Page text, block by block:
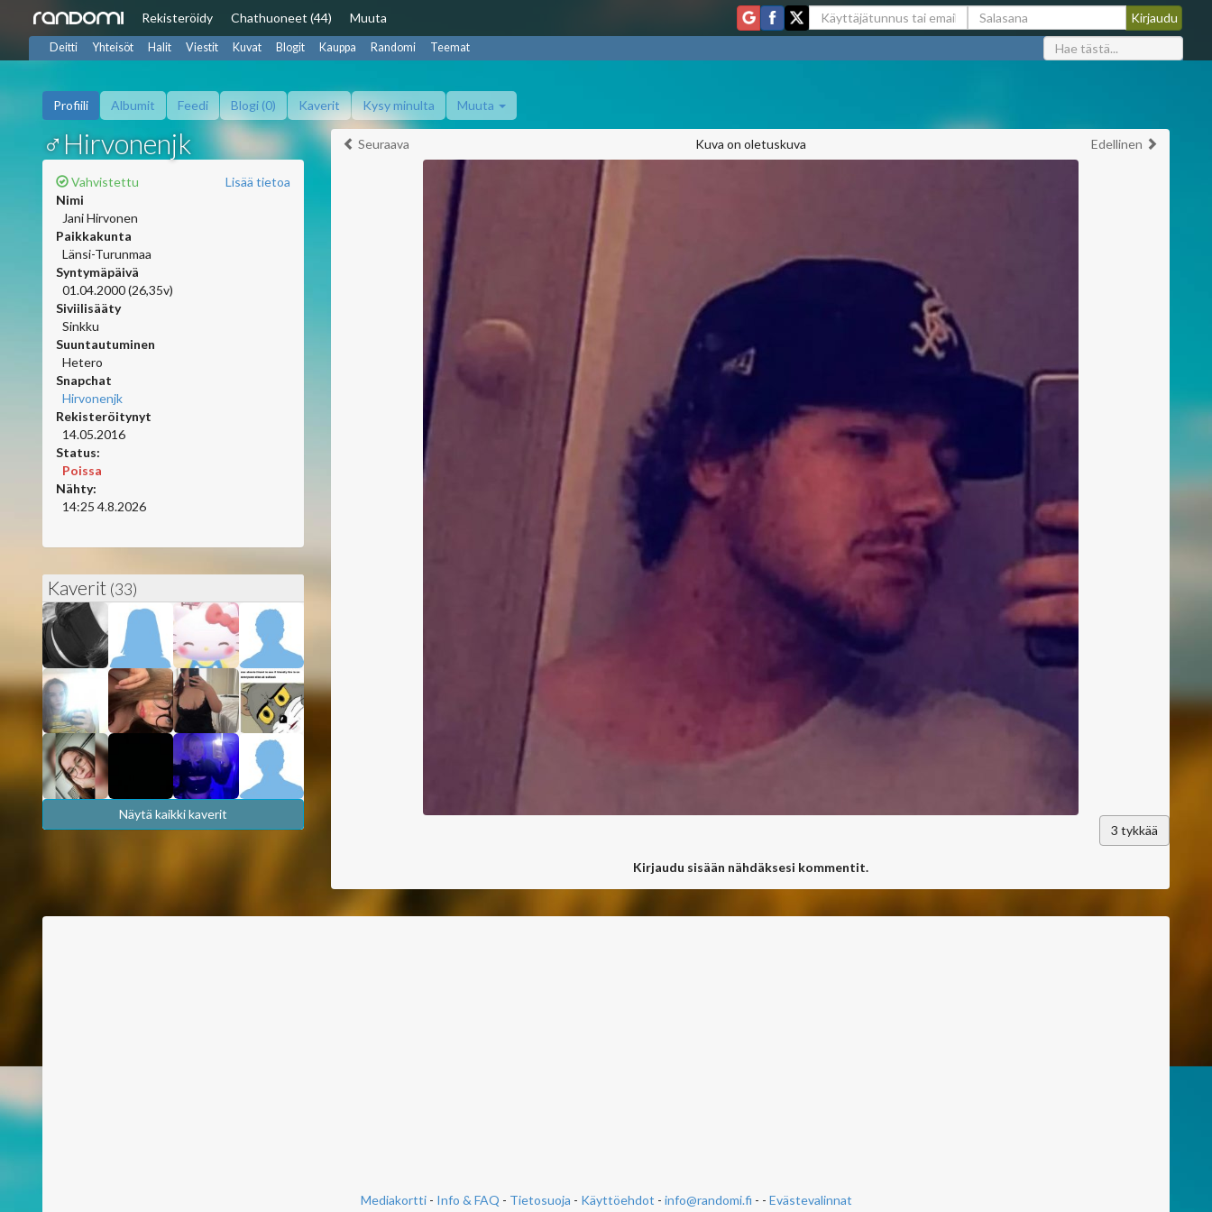
Rekisteröidy Chathuoneet (44) Muuta
Deitti Yhteisöt Halit Viestit Kuvat Blogit Kauppa Randomi Teemat
Profiili Albumit Feedi Blogi (0) Kaverit Kysy minulta Muuta
Seuraava Kuva on oletuskuva Edellinen
3 tykkää
Kirjaudu sisään nähdäksesi kommentit.
♂Hirvonenjk
Lisää tietoa
Vahvistettu
Nimi
Jani Hirvonen
Paikkakunta
Länsi-Turunmaa
Syntymäpäivä
01.04.2000 (26,35v)
Siviilisääty
Sinkku
Suuntautuminen
Hetero
Snapchat
Hirvonenjk
Rekisteröitynyt
14.05.2016
Status:
Poissa
Nähty:
14:25 4.8.2026
Kaverit (33)
Näytä kaikki kaverit
Mediakortti- Info & FAQ - Tietosuoja - Käyttöehdot - info@randomi.fi - - Evästevalinnat